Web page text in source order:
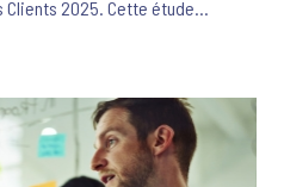
2025. Cette étude
en Italie et en Espagne,
et besoin d'humanité.